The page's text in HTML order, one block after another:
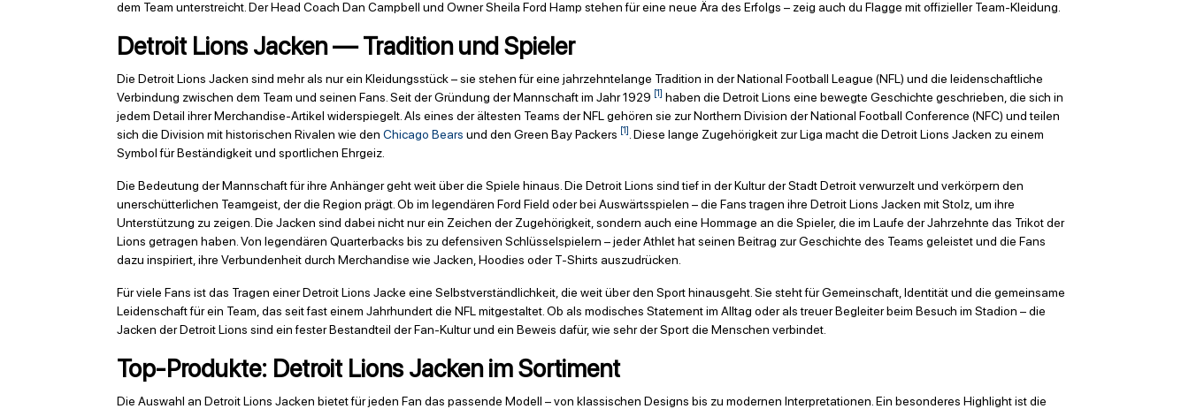
dem Team unterstreicht. Der Head Coach Dan Campbell und Owner Sheila Ford Hamp stehen für eine neue Ära des Erfolgs – zeig auch du Flagge mit offizieller Team-Kleidung.
Detroit Lions Jacken — Tradition und Spieler
Die Detroit Lions Jacken sind mehr als nur ein Kleidungsstück – sie stehen für eine jahrzehntelange Tradition in der National Football League (NFL) und die leidenschaftliche
Verbindung zwischen dem Team und seinen Fans. Seit der Gründung der Mannschaft im Jahr 1929 [1] haben die Detroit Lions eine bewegte Geschichte geschrieben, die sich in
jedem Detail ihrer Merchandise-Artikel widerspiegelt. Als eines der ältesten Teams der NFL gehören sie zur Northern Division der National Football Conference (NFC) und teilen
sich die Division mit historischen Rivalen wie den Chicago Bears und den Green Bay Packers [1] . Diese lange Zugehörigkeit zur Liga macht die Detroit Lions Jacken zu einem
Symbol für Beständigkeit und sportlichen Ehrgeiz.
Die Bedeutung der Mannschaft für ihre Anhänger geht weit über die Spiele hinaus. Die Detroit Lions sind tief in der Kultur der Stadt Detroit verwurzelt und verkörpern den
unerschütterlichen Teamgeist, der die Region prägt. Ob im legendären Ford Field oder bei Auswärtsspielen – die Fans tragen ihre Detroit Lions Jacken mit Stolz, um ihre
Unterstützung zu zeigen. Die Jacken sind dabei nicht nur ein Zeichen der Zugehörigkeit, sondern auch eine Hommage an die Spieler, die im Laufe der Jahrzehnte das Trikot der
Lions getragen haben. Von legendären Quarterbacks bis zu defensiven Schlüsselspielern – jeder Athlet hat seinen Beitrag zur Geschichte des Teams geleistet und die Fans
dazu inspiriert, ihre Verbundenheit durch Merchandise wie Jacken, Hoodies oder T-Shirts auszudrücken.
Für viele Fans ist das Tragen einer Detroit Lions Jacke eine Selbstverständlichkeit, die weit über den Sport hinausgeht. Sie steht für Gemeinschaft, Identität und die gemeinsame
Leidenschaft für ein Team, das seit fast einem Jahrhundert die NFL mitgestaltet. Ob als modisches Statement im Alltag oder als treuer Begleiter beim Besuch im Stadion – die
Jacken der Detroit Lions sind ein fester Bestandteil der Fan-Kultur und ein Beweis dafür, wie sehr der Sport die Menschen verbindet.
Top-Produkte: Detroit Lions Jacken im Sortiment
Die Auswahl an Detroit Lions Jacken bietet für jeden Fan das passende Modell – von klassischen Designs bis zu modernen Interpretationen. Ein besonderes Highlight ist die